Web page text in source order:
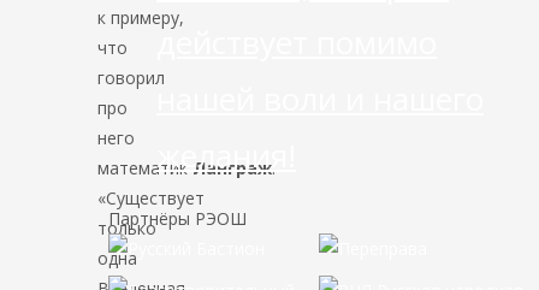
к примеру,
что
говорил
про
него
математик Ланграж:
«Существует
только
одна
действует помимо
нашей воли и нашего
желания!
Партнёры РЭОШ